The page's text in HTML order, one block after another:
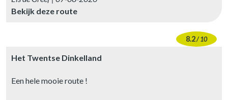
Bekijk deze route
8.2/ 10
Het Twentse Dinkelland
Een hele mooie route !